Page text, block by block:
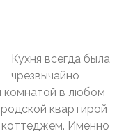
Кухня всегда была
чрезвычайно
комнатой в любом
квартирой
коттеджем. Именно